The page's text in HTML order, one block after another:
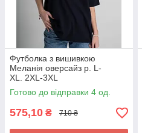
Футболка з вишивкою
Меланія оверсайз р. L-
XL. 2XL-3XL
Готово до відправки 4 од.
575,10 ₴ 710 ₴